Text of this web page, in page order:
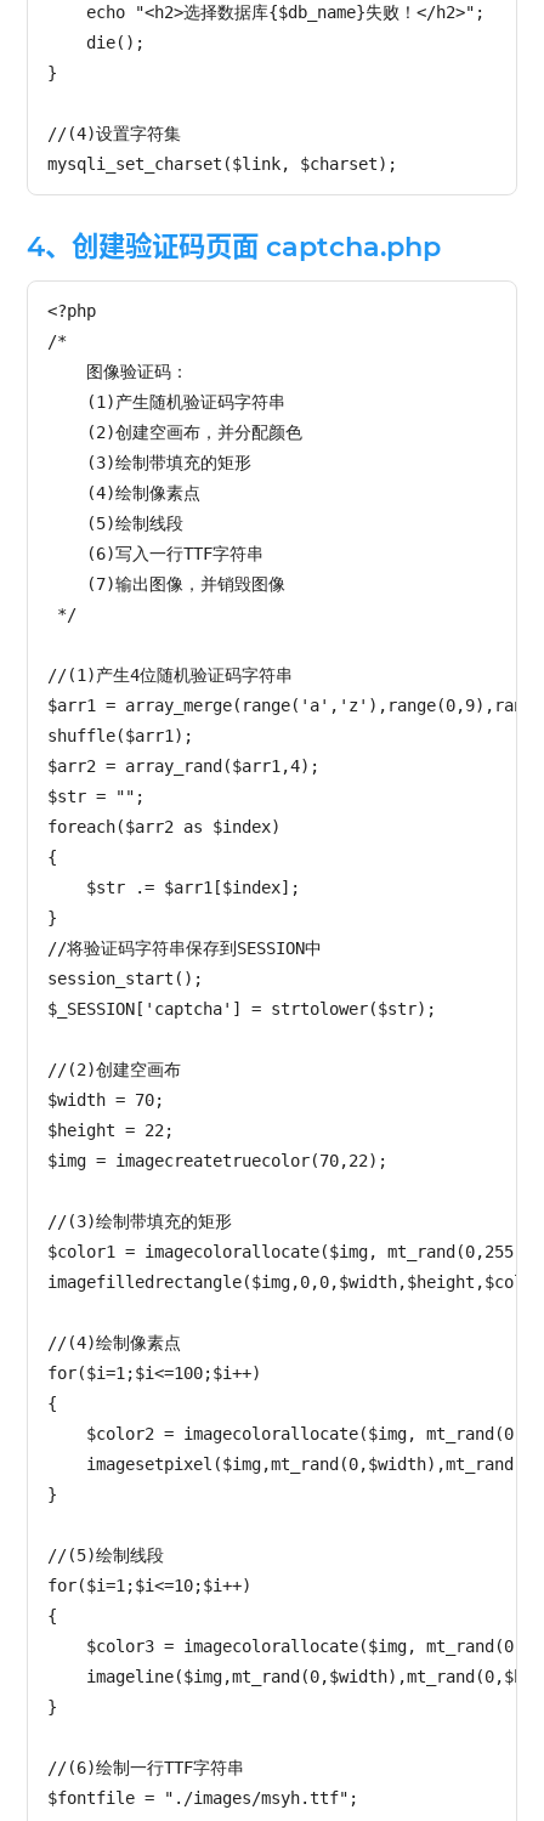
    echo "<h2>选择数据库{$db_name}失败！</h2>";
    die();
}
//(4)设置字符集
4、创建验证码页面 captcha.php
<?php
/*
    图像验证码：
    (1)产生随机验证码字符串
    (2)创建空画布，并分配颜色
    (3)绘制带填充的矩形
    (4)绘制像素点
    (5)绘制线段
    (6)写入一行TTF字符串
    (7)输出图像，并销毁图像
*/
//(1)产生4位随机验证码字符串
$arr1 =
shuffle($arr1);
$arr2 = array_rand($arr1,4);
$str = "";
foreach($arr2 as $index)
{
    $str .= $arr1[$index];
}
//将验证码字符串保存到SESSION中
session_start();
$_SESSION['captcha'] = strtolower($str);
//(2)创建空画布
$width = 70;
$height = 22;
$img = imagecreatetruecolor(70,22);
//(3)绘制带填充的矩形
$color1 = imagecolorallocate($img,
//(4)绘制像素点
for($i=1;$i<=100;$i++)
{
$color2 = imagecolorallocate($img,
}
//(5)绘制线段
for($i=1;$i<=10;$i++)
{
$color3 = imagecolorallocate($img,
}
//(6)绘制一行TTF字符串
$fontfile = "./images/msyh.ttf";